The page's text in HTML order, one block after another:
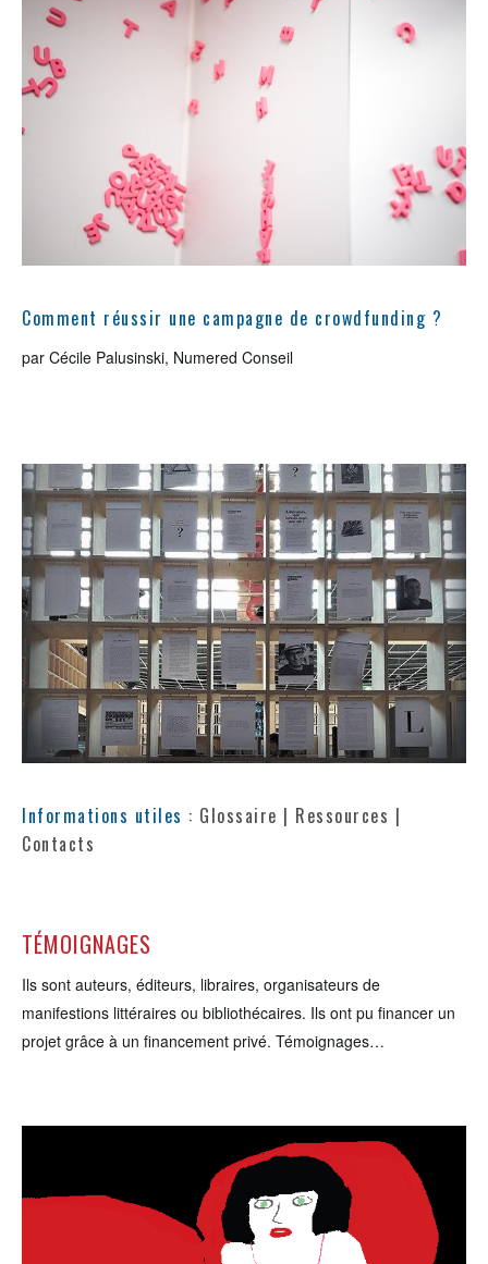
Comment réussir une campagne de crowdfunding ?
par Cécile Palusinski, Numered Conseil
Informations utiles : Glossaire | Ressources |
Contacts
TÉMOIGNAGES
Ils sont auteurs, éditeurs, libraires, organisateurs de
manifestions littéraires ou bibliothécaires. Ils ont pu financer un
projet grâce à un financement privé. Témoignages…